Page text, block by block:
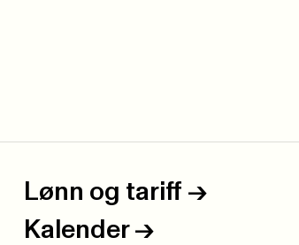
Lønn og tariff ->
Kalender ->